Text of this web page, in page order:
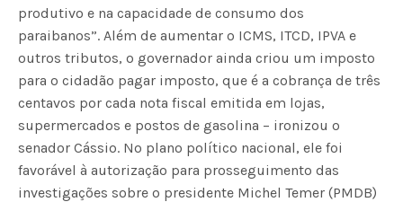
produtivo e na capacidade de consumo dos
paraibanos”. Além de aumentar o ICMS, ITCD, IPVA e
outros tributos, o governador ainda criou um imposto
para o cidadão pagar imposto, que é a cobrança de três
centavos por cada nota fiscal emitida em lojas,
supermercados e postos de gasolina – ironizou o
senador Cássio. No plano político nacional, ele foi
favorável à autorização para prosseguimento das
investigações sobre o presidente Michel Temer (PMDB)